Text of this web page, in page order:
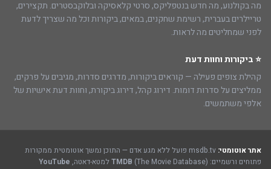
מה בקולנוע, מה חדש בנטפליקס, סרטי קלאסיקה ובלוקבסטרים. תקצירים,
טריילרים בעברית, רשימת שחקנים, במאים, ביקורות וכל מה שצריך לדעת
לפני שמחליטים מה לראות.
⭐ ביקורות וחוות דעת
קהילת צופים פעילה — קוראים ביקורות, מדרגים סדרות, מגיבים על פרקים,
ממליצים על סדרות דומות. דירוג קהל, דירוג ביקורת, וחוות דעת אישיות של
אלפי משתמשים.
אתר אוטומטי:
msdb.tv פועל ללא מגע אדם — התוכן נמשך אוטומטית ממקורות
פתוחים ורשמיים:
TMDB (The Movie Database) למטא-דאטה,
YouTube